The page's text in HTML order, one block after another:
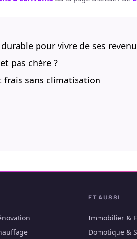
pour vivre de ses
pas chère ?
sans climatisation
ET AUSSI
Immobilier &
Domotique &